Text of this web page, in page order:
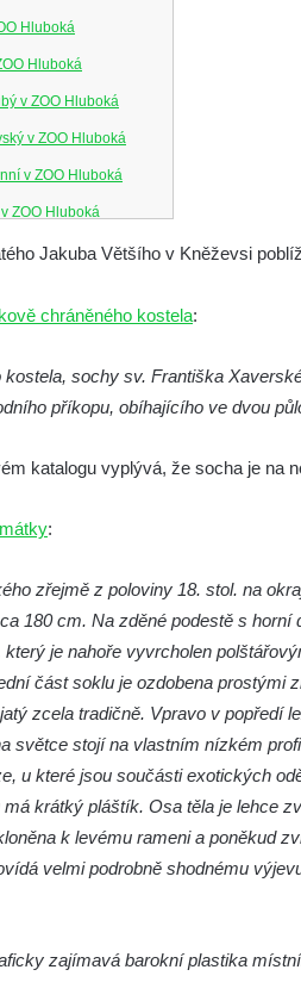
Hluboká
Hluboká
v ZOO Hluboká
v ZOO Hluboká
v ZOO Hluboká
ZOO Hluboká
v ZOO Hluboká
ZOO Hluboká
ZOO Hluboká
Hluboká
srnu v ZOO Hluboká
v ZOO Hluboká
Hluboká
Hluboká
Hluboká
Hluboká
Hluboká
Jakuba Většího v Kněževsi
chráněného kostela:
sochy sv. Františka
příkopu, obíhajícího ve dvou
katalogu vyplývá, že socha je na
:
zřejmě z poloviny 18. stol. na
180 cm. Na zděné podestě s
je nahoře vyvrcholen
část soklu je ozdobena prostými
zcela tradičně. Vpravo v popředí
světce stojí na vlastním nízkém
u které jsou součásti exotických
krátký pláštík. Osa těla je lehce
k levému rameni a poněkud
velmi podrobně shodnému
zajímavá barokní plastika